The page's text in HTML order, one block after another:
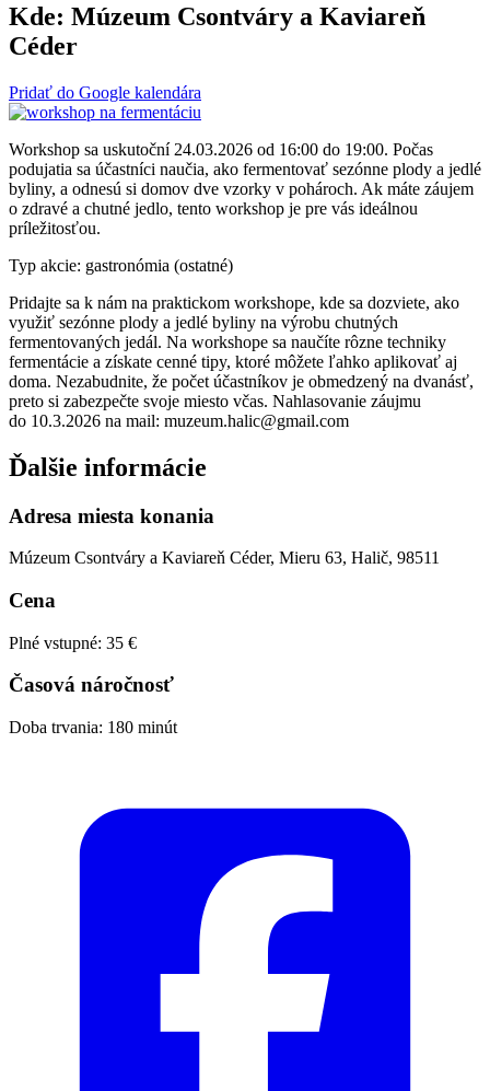
Kde: Múzeum Csontváry a Kaviareň
Céder
Pridať do Google kalendára
Workshop sa uskutoční 24.03.2026 od 16:00 do 19:00. Počas
podujatia sa účastníci naučia, ako fermentovať sezónne plody a jedlé
byliny, a odnesú si domov dve vzorky v pohároch. Ak máte záujem
o zdravé a chutné jedlo, tento workshop je pre vás ideálnou
príležitosťou.
Typ akcie: gastronómia (ostatné)
Pridajte sa k nám na praktickom workshope, kde sa dozviete, ako
využiť sezónne plody a jedlé byliny na výrobu chutných
fermentovaných jedál. Na workshope sa naučíte rôzne techniky
fermentácie a získate cenné tipy, ktoré môžete ľahko aplikovať aj
doma. Nezabudnite, že počet účastníkov je obmedzený na dvanásť,
preto si zabezpečte svoje miesto včas. Nahlasovanie záujmu
do 10.3.2026 na mail: muzeum.halic@gmail.com
Ďalšie informácie
Adresa miesta konania
Múzeum Csontváry a Kaviareň Céder, Mieru 63, Halič, 98511
Cena
Plné vstupné: 35 €
Časová náročnosť
Doba trvania: 180 minút